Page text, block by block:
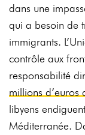
dans une
qui a besoin de
immigrants.
contrôle aux
responsabilité
millions d’euros
libyens
Méditerranée.